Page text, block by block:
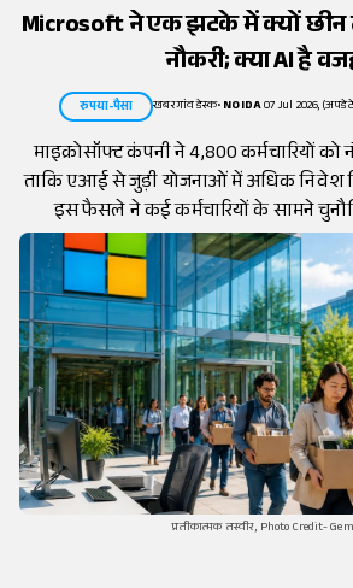
Microsoft ने एक झटके में क्यों छीन
नौकरी; क्या AI है
रुपया-पैसा खबरगांव डेस्क•NOIDA07 Jul 2026,
माइक्रोसॉफ्ट कंपनी ने 4,800 कर्मचारियों को
ताकि एआई से जुड़ी योजनाओं में अधिक निवेश
इस फैसले ने कई कर्मचारियों के सामने
प्रतीकात्मक तस्वीर, Photo Credit-